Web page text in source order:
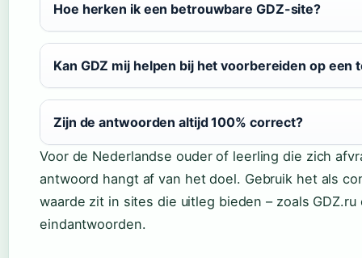
Hoe herken ik een betrouwbare GDZ-site?
Kan GDZ mij helpen bij het voorbereiden op een
Zijn de antwoorden altijd 100% correct?
Voor de Nederlandse ouder of leerling die zich
antwoord hangt af van het doel. Gebruik het als
waarde zit in sites die uitleg bieden – zoals
eindantwoorden.